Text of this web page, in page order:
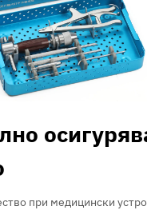
при медицински